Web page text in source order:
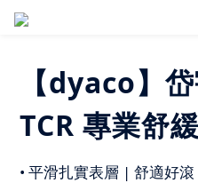
【dyaco】
TCR 專業舒
• 平滑扎實表層 | 舒適好滾